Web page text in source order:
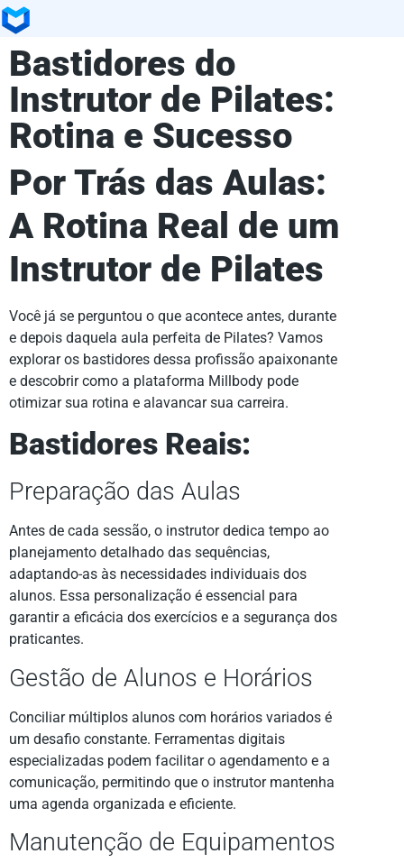
Bastidores do
Instrutor de Pilates:
Rotina e Sucesso
Por Trás das Aulas:
A Rotina Real de um
Instrutor de Pilates
Você já se perguntou o que acontece antes, durante
e depois daquela aula perfeita de Pilates? Vamos
explorar os bastidores dessa profissão apaixonante
e descobrir como a plataforma Millbody pode
otimizar sua rotina e alavancar sua carreira.
Bastidores Reais:
Preparação das Aulas
Antes de cada sessão, o instrutor dedica tempo ao
planejamento detalhado das sequências,
adaptando-as às necessidades individuais dos
alunos. Essa personalização é essencial para
garantir a eficácia dos exercícios e a segurança dos
praticantes.
Gestão de Alunos e Horários
Conciliar múltiplos alunos com horários variados é
um desafio constante. Ferramentas digitais
especializadas podem facilitar o agendamento e a
comunicação, permitindo que o instrutor mantenha
uma agenda organizada e eficiente.
Manutenção de Equipamentos